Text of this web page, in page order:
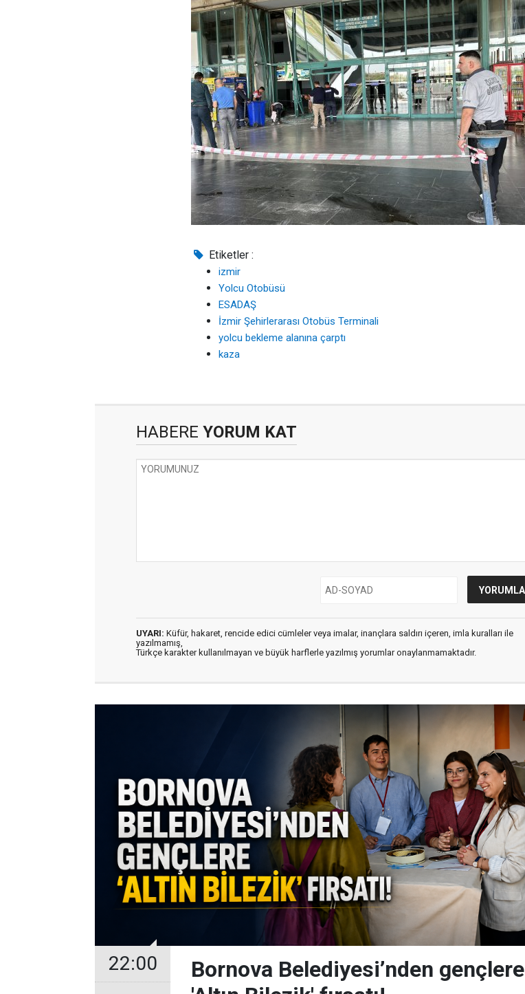
Etiketler :
izmir
Yolcu Otobüsü
ESADAŞ
İzmir Şehirlerarası Otobüs Terminali
yolcu bekleme alanına çarptı
kaza
HABERE YORUM KAT
UYARI: Küfür, hakaret, rencide edici cümleler veya imalar, inançlara saldırı içeren, imla kuralları ile
yazılmamış,
Türkçe karakter kullanılmayan ve büyük harflerle yazılmış yorumlar onaylanmamaktadır.
22:00
Bornova Belediyesi’nden gençlere